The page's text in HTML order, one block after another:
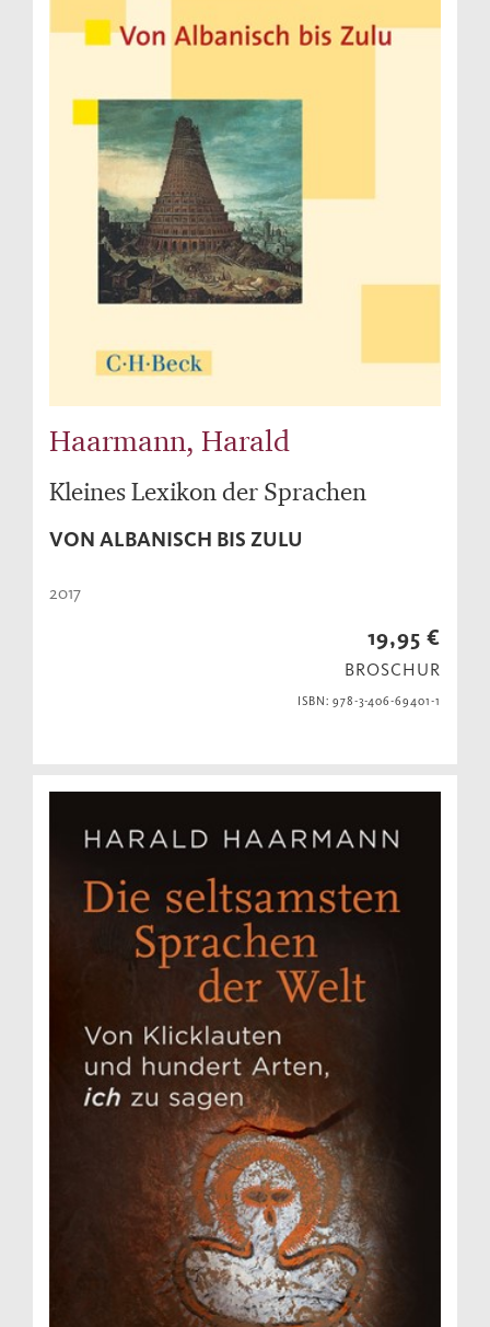
Haarmann, Harald
Kleines Lexikon der Sprachen
VON ALBANISCH BIS ZULU
2017
19,95 €
BROSCHUR
ISBN: 978-3-406-69401-1